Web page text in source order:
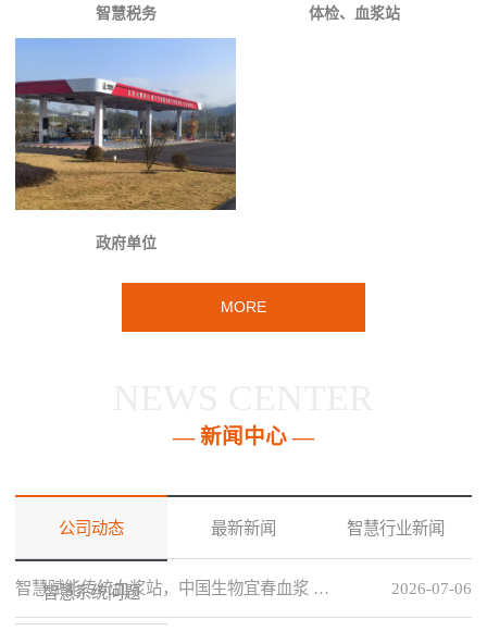
智慧税务 体检、血浆站
政府单位
MORE
— 新闻中心 —
公司动态 最新新闻 智慧行业新闻
智慧系统问题 2026-07-06
智慧赋能传统血浆站，中国生物宜春血浆 …